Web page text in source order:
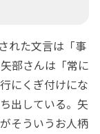
れた文言は「事
部さんは「常に
にくぎ付けにな
出している。矢
そういうお人柄